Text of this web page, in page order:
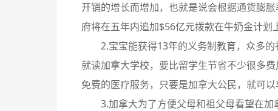
开销的增长而增加，也就是说会根据通货膨
府将在五年内追加$56亿元拨款在牛奶金计划
2.宝宝能获得13年的义务制教育，众多
就读加拿大学校，要比留学生节省不少很多
免费的医疗服务，只要是加拿大公民，就可以
3.加拿大为了方便父母和祖父母看望在